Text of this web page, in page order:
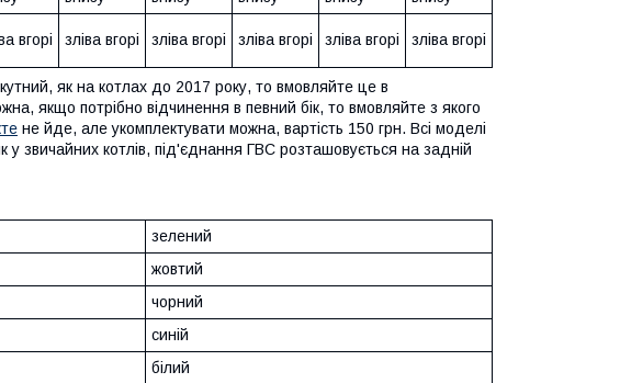
вгорі зліва вгорі зліва вгорі зліва вгорі зліва вгорі зліва вгорі
як на котлах до 2017 року, то вмовляйте це в
якщо потрібно відчинення в певний бік, то вмовляйте з якого
не йде, але укомплектувати можна, вартість 150 грн. Всі моделі
у звичайних котлів, під'єднання ГВС розташовується на задній
зелений
жовтий
чорний
синій
білий